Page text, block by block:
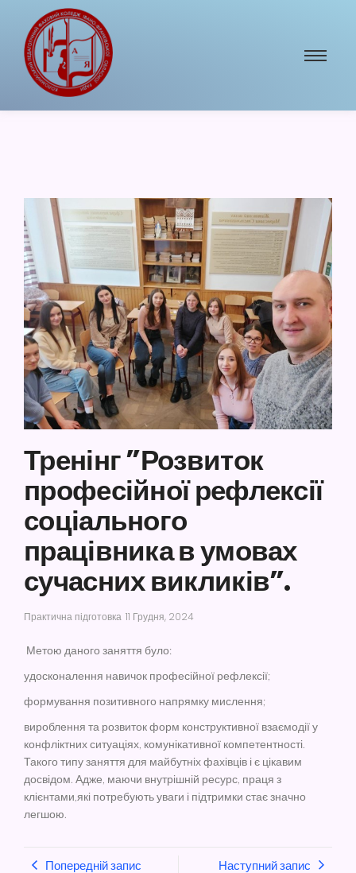
Тренінг ”Розвиток
професійної рефлексії
соціального
працівника в умовах
сучасних викликів”.
Практична підготовка 11 Грудня, 2024
Метою даного заняття було:
удосконалення навичок професійної рефлексії;
формування позитивного напрямку мислення;
вироблення та розвиток форм конструктивної взаємодії у
конфліктних ситуаціях, комунікативної компетентності.
Такого типу заняття для майбутніх фахівців і є цікавим
досвідом. Адже, маючи внутрішній ресурс, праця з
клієнтами,які потребують уваги і підтримки стає значно
легшою.
Попередній запис Наступний запис